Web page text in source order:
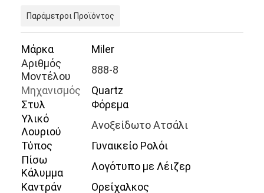
Παράμετροι Προϊόντος
Μάρκα
Miler
Αριθμός
Μοντέλου
888-8
Μηχανισμός
Quartz
Στυλ
Φόρεμα
Υλικό
Λουριού
Ανοξείδωτο Ατσάλι
Τύπος
Γυναικείο Ρολόι
Πίσω
Κάλυμμα
Λογότυπο με Λέιζερ
Καντράν
Ορείχαλκος